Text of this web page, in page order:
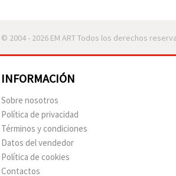
© 2004 - 2026 EM ART Todos los derechos
INFORMACIÓN
Sobre nosotros
Política de privacidad
Términos y condiciones
Datos del vendedor
Política de cookies
Contactos